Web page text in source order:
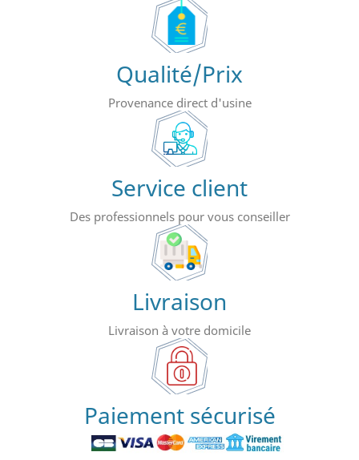
Qualité/Prix
Provenance direct d'usine
Service client
Des professionnels pour vous conseiller
Livraison
Livraison à votre domicile
Paiement sécurisé